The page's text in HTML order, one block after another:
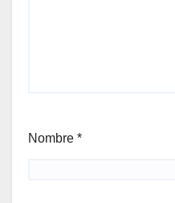
Nombre *